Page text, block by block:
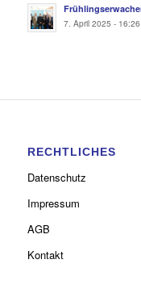
7. April 2025 - 16:26
RECHTLICHES
Datenschutz
Impressum
AGB
Kontakt